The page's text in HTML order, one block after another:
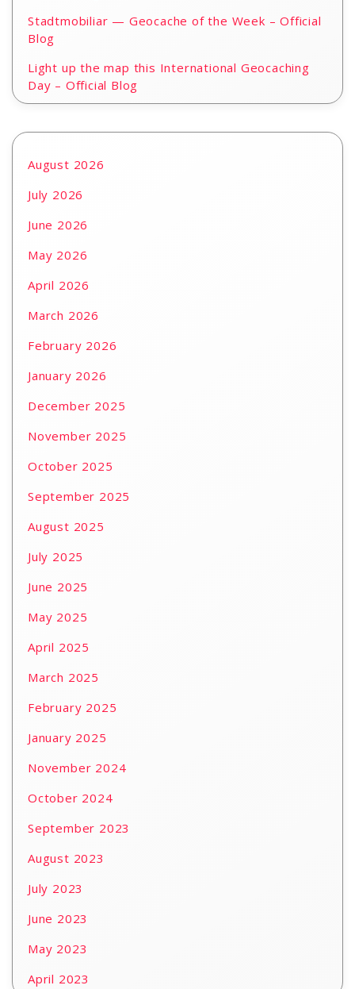
Stadtmobiliar — Geocache of the Week – Official
Blog
Light up the map this International Geocaching
Day – Official Blog
August 2026
July 2026
June 2026
May 2026
April 2026
March 2026
February 2026
January 2026
December 2025
November 2025
October 2025
September 2025
August 2025
July 2025
June 2025
May 2025
April 2025
March 2025
February 2025
January 2025
November 2024
October 2024
September 2023
August 2023
July 2023
June 2023
May 2023
April 2023